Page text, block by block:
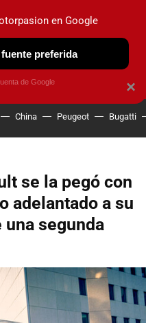
OBSERVATORIO
China Peugeot Bugatti
se la pegó con
adelantado a su
segunda
×
en Google
preferida
de Google